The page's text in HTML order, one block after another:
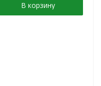
В корзину